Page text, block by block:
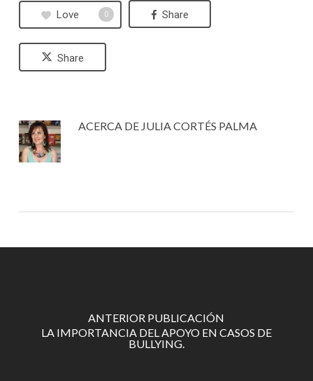
Love 0 Share
Share
ACERCA DEJULIA CORTÉS PALMA
ANTERIOR PUBLICACIÓN
LA IMPORTANCIA DEL APOYO EN CASOS DE
BULLYING.